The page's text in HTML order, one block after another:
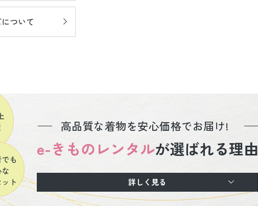
ついて
高品質な着物を安心価格でお届け!
e-きものレンタルが選ばれる理由
詳しく見る